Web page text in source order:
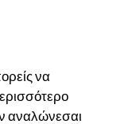
να
αναλώνεσαι